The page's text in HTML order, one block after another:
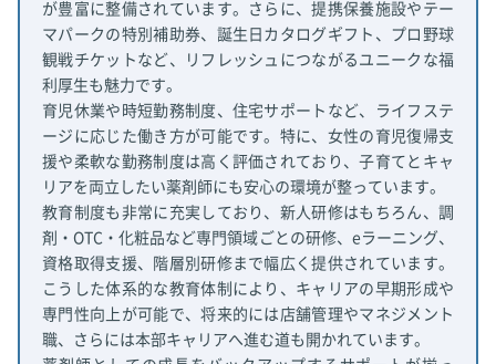
が豊富に整備されています。さらに、提携保養施設やテー
マパークの特別補助券、誕生日カタログギフト、プロ野球
観戦チケットなど、リフレッシュにつながるユニークな福
利厚生も魅力です。
育児休業や時短勤務制度、住宅サポートなど、ライフステ
ージに応じた働き方が可能です。特に、女性の育児復帰支
援や柔軟な勤務制度は高く評価されており、子育てとキャ
リアを両立したい薬剤師にも安心の環境が整っています。
教育制度も非常に充実しており、新人研修はもちろん、調
剤・OTC・化粧品など専門領域ごとの研修、eラーニング、
資格取得支援、階層別研修まで幅広く提供されています。
こうした体系的な教育体制により、キャリアの早期形成や
専門性向上が可能で、将来的には店舗管理やマネジメント
職、さらには本部キャリアへ進む道も開かれています。